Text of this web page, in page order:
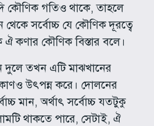
কৌণিক গতিও থাকে, তাহলে
থেকে সর্বোচ্চ যে কৌণিক দূরত্বে
ঐ কণার কৌণিক বিস্তার বলে।
দুলে তখন এটি মাঝখানের
কোণও উৎপন্ন করে। দোলনের
মান, অর্থাৎ সর্বোচ্চ যতটুকু
থাকতে পারে, সেটাই, ঐ